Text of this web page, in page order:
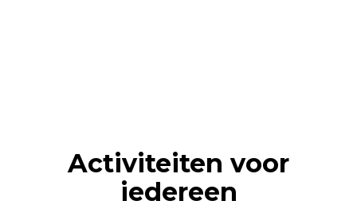
Activiteiten voor
iedereen